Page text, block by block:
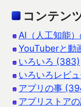
コンテン
AI（人工知能
YouTuberと動
いろいろ (383)
いろいろレビ
アプリの事
アプリストア